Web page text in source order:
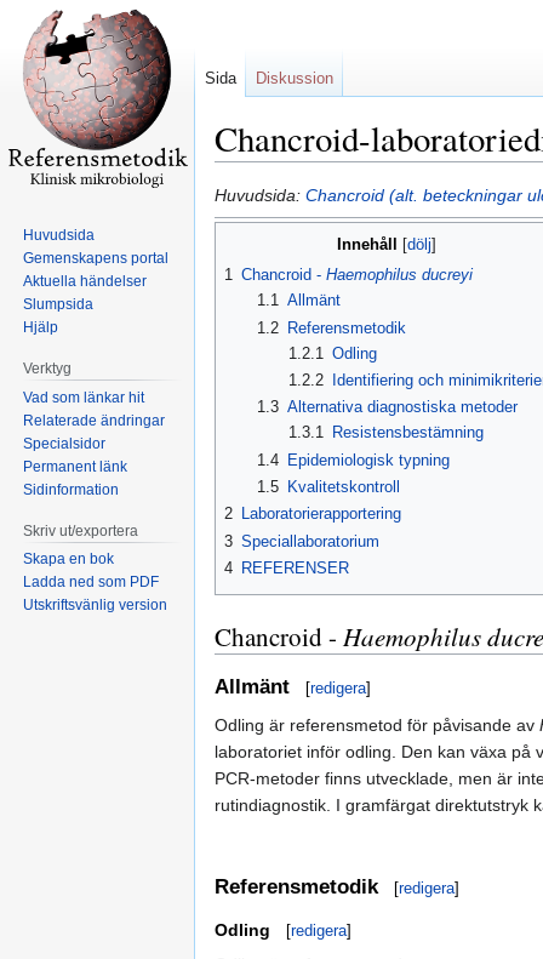
Chancroid-
Hoppa
till
Hoppa
till
Huvudsida: Chancroid (alt. beteckningar
Innehåll
1 Chancroid - Haemophilus ducreyi
1.1 Allmänt
1.2 Referensmetodik
1.2.1
Odling
1.2.2
Identifiering och
1.3 Alternativa diagnostiska metoder
1.3.1 Resistensbestämning
1.4 Epidemiologisk typning
1.5
Kvalitetskontroll
2 Laboratorierapportering
3 Speciallaboratorium
4 REFERENSER
Chancroid - Haemophilus
Allmänt [redigera]
Odling är referensmetod för påvisande av
laboratoriet inför odling. Den kan växa på
PCR-metoder finns utvecklade, men är
rutindiagnostik. I gramfärgat direktutstryk
Referensmetodik [redigera]
Odling [redigera]
Sida Diskussion
Huvudsida
Gemenskapens portal
Aktuella händelser
Slumpsida
Hjälp
Verktyg
Vad som länkar hit
Relaterade ändringar
Specialsidor
Permanent länk
Sidinformation
Skriv ut/exportera
Skapa en bok
Ladda ned som PDF
Utskriftsvänlig version